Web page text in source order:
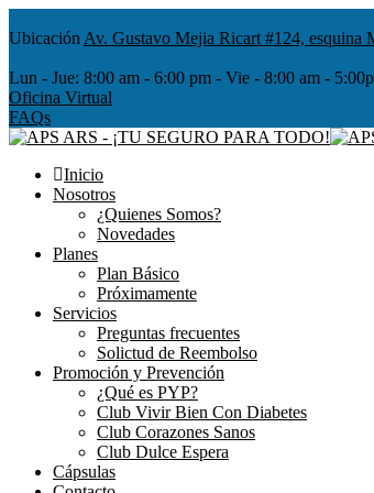
Ubicación Av. Gustavo Mejia Ricart #124, esquina
Lun - Jue: 8:00 am - 6:00 pm - Vie - 8:00 am -
Oficina Virtual
FAQs
Inicio
Nosotros
¿Quienes Somos?
Novedades
Planes
Plan Básico
Próximamente
Servicios
Preguntas frecuentes
Solictud de Reembolso
Promoción y Prevención
¿Qué es PYP?
Club Vivir Bien Con Diabetes
Club Corazones Sanos
Club Dulce Espera
Cápsulas